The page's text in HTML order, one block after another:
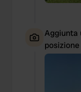
Aggiunta
posizione